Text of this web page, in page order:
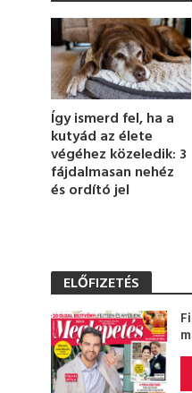
d
s
o
f
1
m
i
n
u
t
e
o
n
d
s
Így ismerd fel, ha a
kutyád az élete
végéhez közeledik: 3
fájdalmasan nehéz
és ordító jel
ELŐFIZETÉS